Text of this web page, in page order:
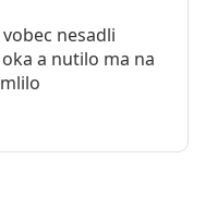
nesadli
a nutilo ma na